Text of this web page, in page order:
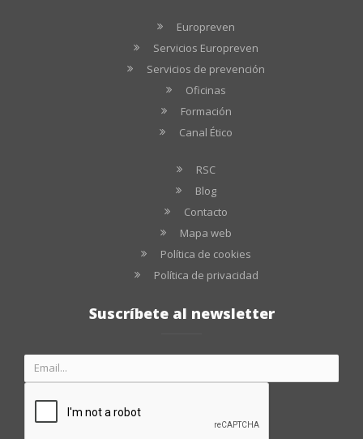
Europreven
Servicios Europreven
Servicios de prevención
Oficinas
Formación
Canal Ético
RSC
Blog
Contacto
Mapa web
Política de cookies
Política de privacidad
Suscríbete al newsletter